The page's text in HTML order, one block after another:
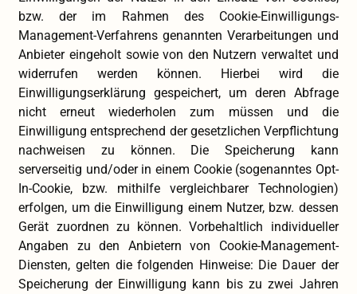
bzw. der im Rahmen des Cookie-Einwilligungs-
Management-Verfahrens genannten Verarbeitungen und
Anbieter eingeholt sowie von den Nutzern verwaltet und
widerrufen werden können. Hierbei wird die
Einwilligungserklärung gespeichert, um deren Abfrage
nicht erneut wiederholen zum müssen und die
Einwilligung entsprechend der gesetzlichen Verpflichtung
nachweisen zu können. Die Speicherung kann
serverseitig und/oder in einem Cookie (sogenanntes Opt-
In-Cookie, bzw. mithilfe vergleichbarer Technologien)
erfolgen, um die Einwilligung einem Nutzer, bzw. dessen
Gerät zuordnen zu können. Vorbehaltlich individueller
Angaben zu den Anbietern von Cookie-Management-
Diensten, gelten die folgenden Hinweise: Die Dauer der
Speicherung der Einwilligung kann bis zu zwei Jahren